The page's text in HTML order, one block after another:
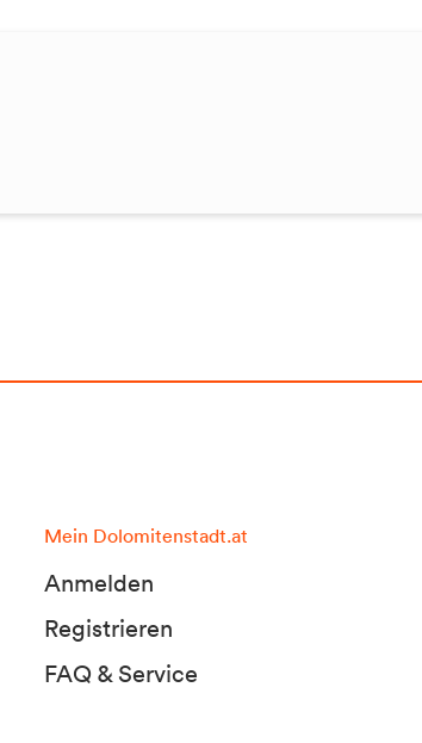
Mein Dolomitenstadt.at
Anmelden
Registrieren
FAQ & Service